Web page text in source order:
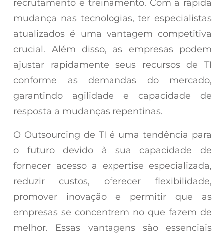
recrutamento e treinamento. Com a rápida
mudança nas tecnologias, ter especialistas
atualizados é uma vantagem competitiva
crucial. Além disso, as empresas podem
ajustar rapidamente seus recursos de TI
conforme as demandas do mercado,
garantindo agilidade e capacidade de
resposta a mudanças repentinas.
O Outsourcing de TI é uma tendência para
o futuro devido à sua capacidade de
fornecer acesso a expertise especializada,
reduzir custos, oferecer flexibilidade,
promover inovação e permitir que as
empresas se concentrem no que fazem de
melhor. Essas vantagens são essenciais